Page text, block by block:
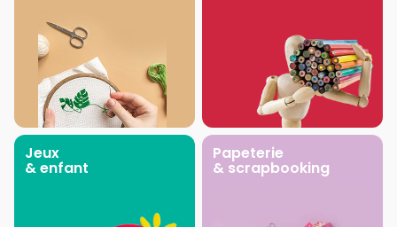
Jeux
& enfant
Papeterie
& scrapbooking